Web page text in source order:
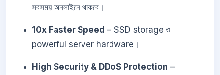
সবসময় অনলাইনে থাকবে।
10x Faster Speed – SSD storage ও
powerful server hardware।
High Security & DDoS Protection –